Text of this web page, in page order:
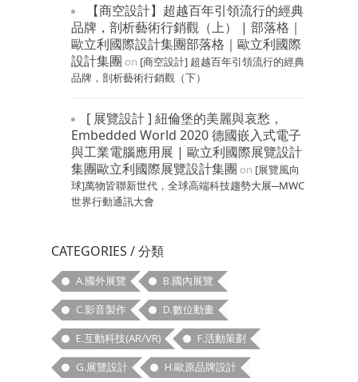
【商空設計】超越百年引領流行的經典
品牌，剖析藝術行銷觀（上） | 部落格｜
歐立利國際設計集團部落格｜歐立利國際
設計集團 on [商空設計] 超越百年引領流行的經典
品牌，剖析藝術行銷觀（下）
[ 展覽設計 ] 紐倫堡的美麗與哀愁，
Embedded World 2020 德國嵌入式電子
與工業電腦應用展 | 歐立利國際展覽設計
集團歐立利國際展覽設計集團 on [展覽風向
球]萬物皆聯新世代，全球高端科技趨勢大展─MWC
世界行動通訊大會
CATEGORIES / 分類
A.國外展覽
B.國內展覽
C.影音製作
D.數位動畫
E.互動科技(AR/VR)
F.活動策劃
G.展覽設計
H.歐原品牌設計